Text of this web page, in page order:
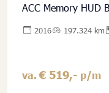
ACC Memory HUD
2016 197.324 km
va. € 519,- p/m